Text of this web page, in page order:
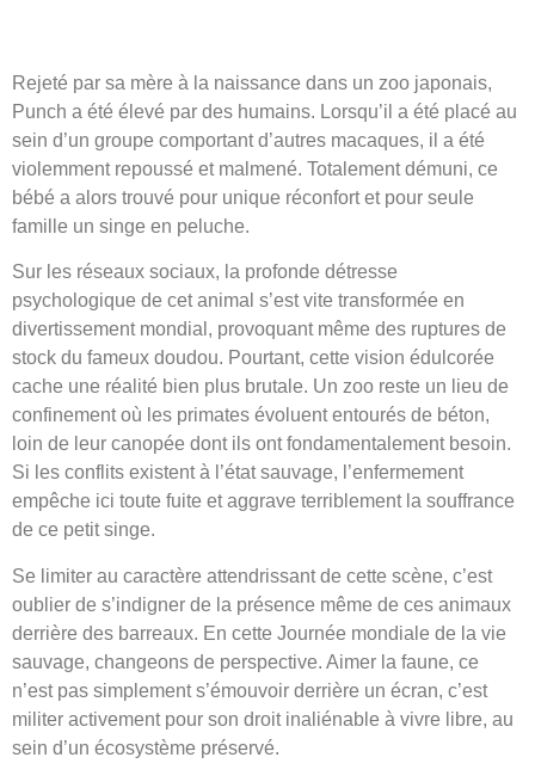
Rejeté par sa mère à la naissance dans un zoo japonais,
Punch a été élevé par des humains. Lorsqu’il a été placé au
sein d’un groupe comportant d’autres macaques, il a été
violemment repoussé et malmené. Totalement démuni, ce
bébé a alors trouvé pour unique réconfort et pour seule
famille un singe en peluche.
Sur les réseaux sociaux, la profonde détresse
psychologique de cet animal s’est vite transformée en
divertissement mondial, provoquant même des ruptures de
stock du fameux doudou. Pourtant, cette vision édulcorée
cache une réalité bien plus brutale. Un zoo reste un lieu de
confinement où les primates évoluent entourés de béton,
loin de leur canopée dont ils ont fondamentalement besoin.
Si les conflits existent à l’état sauvage, l’enfermement
empêche ici toute fuite et aggrave terriblement la souffrance
de ce petit singe.
Se limiter au caractère attendrissant de cette scène, c’est
oublier de s’indigner de la présence même de ces animaux
derrière des barreaux. En cette Journée mondiale de la vie
sauvage, changeons de perspective. Aimer la faune, ce
n’est pas simplement s’émouvoir derrière un écran, c’est
militer activement pour son droit inaliénable à vivre libre, au
sein d’un écosystème préservé.